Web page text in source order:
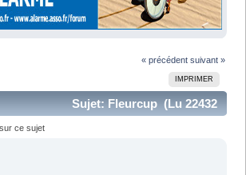
« précédent suivant »
IMPRIMER
Sujet: Fleurcup (Lu 22432
ce sujet